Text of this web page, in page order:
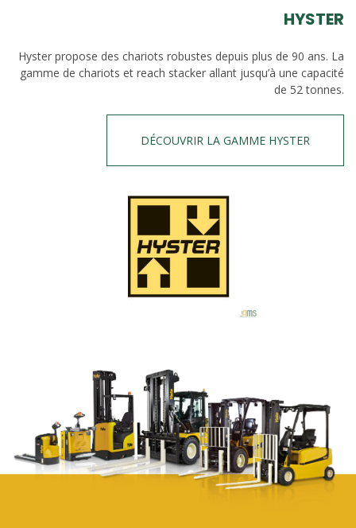
HYSTER
Hyster propose des chariots robustes depuis plus de 90 ans. La
gamme de chariots et reach stacker allant jusqu’à une capacité
de 52 tonnes.
DÉCOUVRIR LA GAMME HYSTER